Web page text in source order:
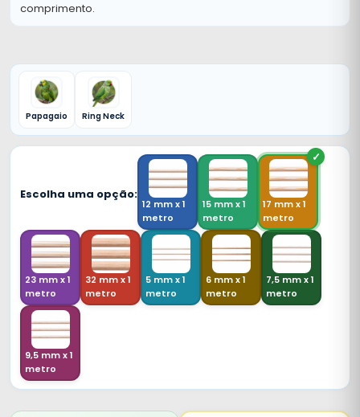
comprimento.
Papagaio Ring Neck
Escolha uma opção:
12 mm x 1
metro
15 mm x 1
metro
17 mm x 1
metro
23 mm x 1
metro
32 mm x 1
metro
5 mm x 1
metro
6 mm x 1
metro
7,5 mm x 1
metro
9,5 mm x 1
metro